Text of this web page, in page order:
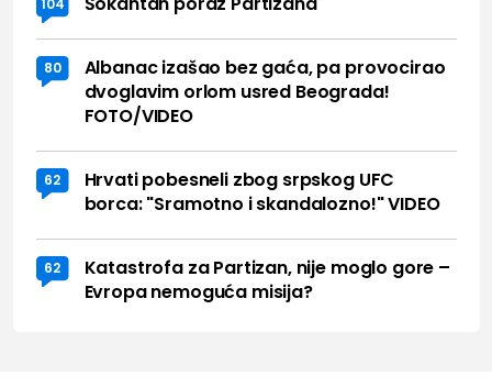
104
80
Albanac izašao bez gaća, pa provocirao
dvoglavim orlom usred Beograda!
FOTO/VIDEO
62
Hrvati pobesneli zbog srpskog UFC
borca: "Sramotno i skandalozno!" VIDEO
62
Katastrofa za Partizan, nije moglo gore –
Evropa nemoguća misija?